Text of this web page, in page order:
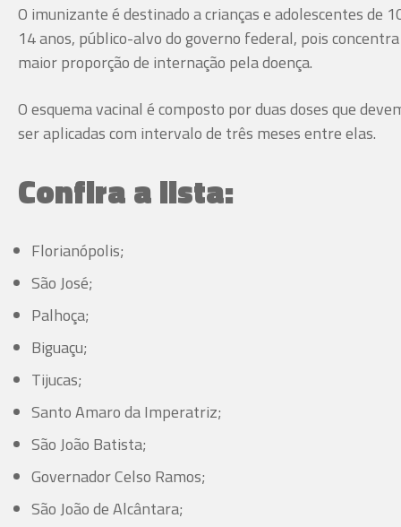
O imunizante é destinado a crianças e adolescentes de
14 anos, público-alvo do governo federal, pois
maior proporção de internação pela doença.
O esquema vacinal é composto por duas doses que
ser aplicadas com intervalo de três meses entre elas.
Confira a lista:
Florianópolis;
São José;
Palhoça;
Biguaçu;
Tijucas;
Santo Amaro da Imperatriz;
São João Batista;
Governador Celso Ramos;
São João de Alcântara;